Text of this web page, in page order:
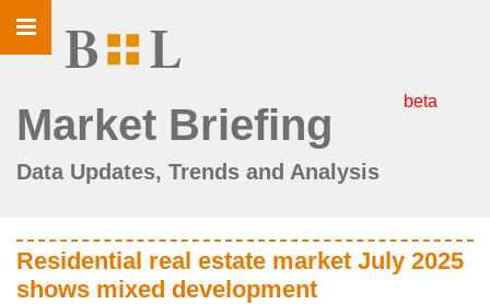
Toggle
navigation
Market Briefing beta
Data Updates, Trends and Analysis
Residential real estate market July 2025
shows mixed development